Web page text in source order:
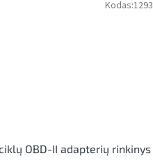
OBD-II adapterių rinkinys
Kodas:1293